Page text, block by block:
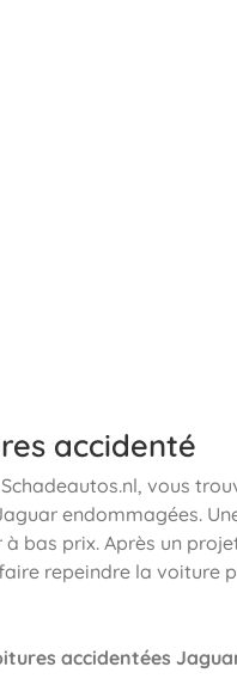
accidenté
vous
endommagées.
bas prix. Après un
repeindre la voiture
accidentées